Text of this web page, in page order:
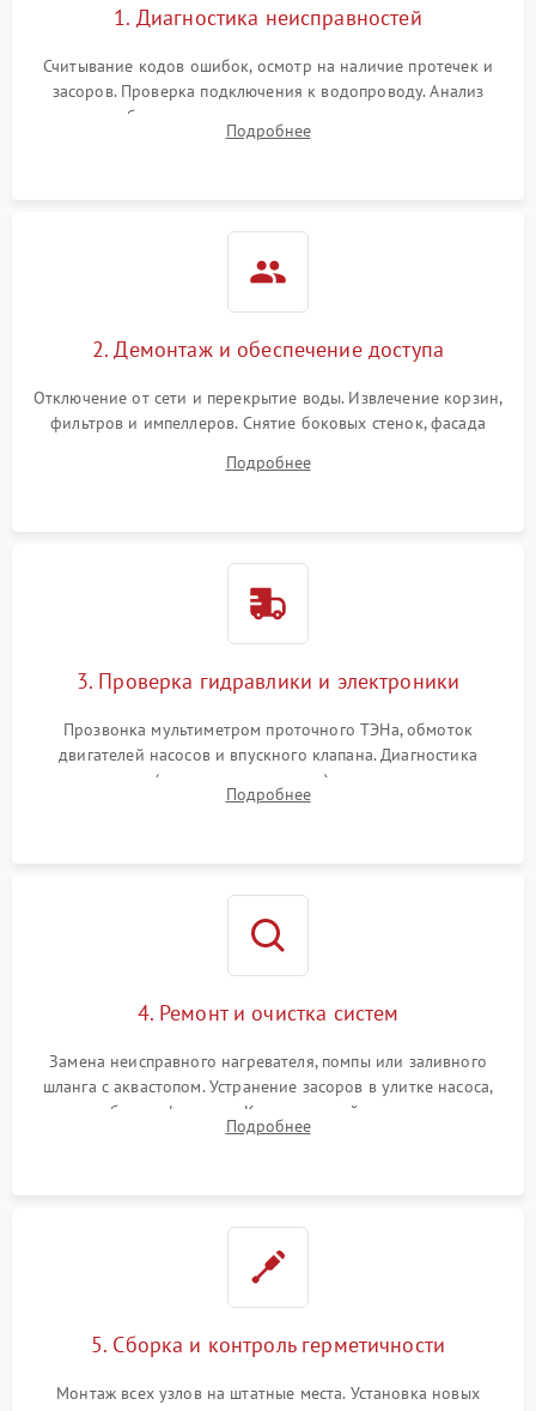
циркуляционным насосом
2100 ₽ Подробнее →
1. Диагностика неисправностей
Считывание кодов ошибок, осмотр на наличие протечек и
засоров. Проверка подключения к водопроводу. Анализ
жалоб на отсутствие слива, нагрева, вращения
разбрызгивателей или срабатывание системы защиты
Подробнее
2. Демонтаж и обеспечение доступа
Отключение от сети и перекрытие воды. Извлечение корзин,
фильтров и импеллеров. Снятие боковых стенок, фасада
циркуляционному насосу, ТЭНу и сливной помпе.
Подробнее
3. Проверка гидравлики и электроники
Прозвонка мультиметром проточного ТЭНа, обмоток
двигателей насосов и впускного клапана. Диагностика
прессостата (датчика уровня воды), датчика мутности,
концевика дверцы и электронного модуля управления.
Подробнее
4. Ремонт и очистка систем
Замена неисправного нагревателя, помпы или заливного
шланга с аквастопом. Устранение засоров в улитке насоса,
патрубках и фильтрах. Компонентный ремонт платы
управления, восстановление поврежденной проводки.
Подробнее
5. Сборка и контроль герметичности
Монтаж всех узлов на штатные места. Установка новых